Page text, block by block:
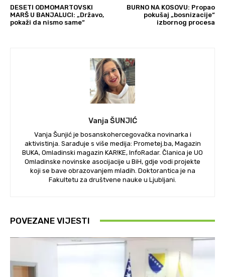
DESETI ODMOMARTOVSKI
MARŠ U BANJALUCI: „Državo,
pokaži da nismo same“
BURNO NA KOSOVU: Propao
pokušaj „bosnizacije“
izbornog procesa
Vanja ŠUNJIĆ
Vanja Šunjić je bosanskohercegovačka novinarka i
aktivistinja. Sarađuje s više medija: Prometej.ba, Magazin
BUKA, Omladinski magazin KAR!KE, InfoRadar. Članica je UO
Omladinske novinske asocijacije u BiH, gdje vodi projekte
koji se bave obrazovanjem mladih. Doktorantica je na
Fakultetu za društvene nauke u Ljubljani.
POVEZANE VIJESTI